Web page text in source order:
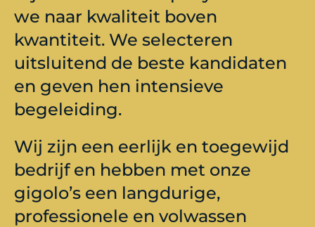
we naar kwaliteit boven
kwantiteit. We selecteren
uitsluitend de beste kandidaten
en geven hen intensieve
begeleiding.
Wij zijn een eerlijk en toegewijd
bedrijf en hebben met onze
gigolo’s een langdurige,
professionele en volwassen